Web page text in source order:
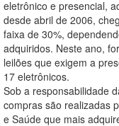
eletrônico e presencial,
desde abril de 2006,
faixa de 30%,
adquiridos. Neste ano,
leilões que exigem a
17 eletrônicos.
Sob a responsabilidade
compras são realizadas
e Saúde que mais